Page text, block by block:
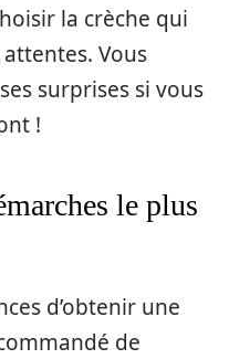
la crèche qui
Vous
surprises si vous
!
le plus
d’obtenir une
de